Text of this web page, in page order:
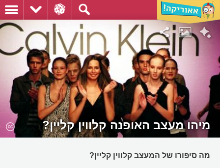
מיהו מעצב האופנה קלווין קליין?
מה סיפורו של המעצב קלווין קליין?